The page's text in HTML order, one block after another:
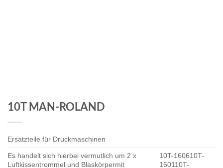
10T MAN-ROLAND
Ersatzteile für Druckmaschinen
Es handelt sich hierbei vermutlich um 2 x
Luftkissentrommel und Blaskörpermit
10T-160610T-
160110T-